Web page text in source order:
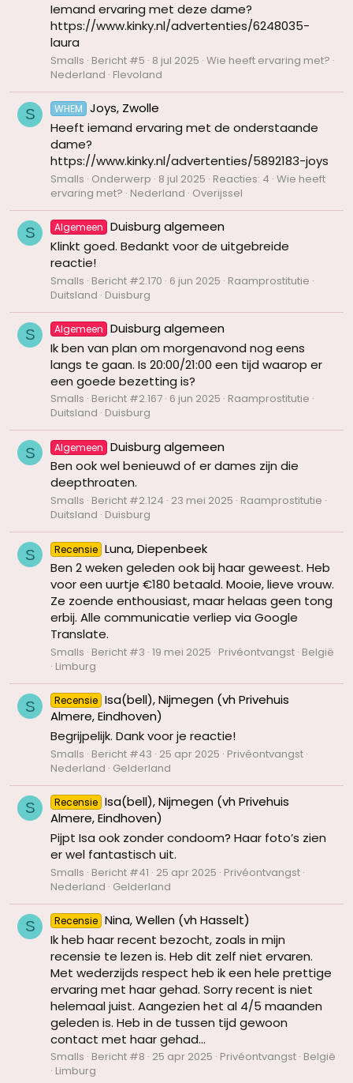
Iemand ervaring met deze dame?
https://www.kinky.nl/advertenties/6248035-
laura
Smalls Bericht #5 8 jul 2025 Wie heeft ervaring met?
Nederland Flevoland
S WHEM
Joys, Zwolle
Heeft iemand ervaring met de onderstaande
dame?
https://www.kinky.nl/advertenties/5892183-joys
Smalls Onderwerp 8 jul 2025 Reacties: 4 Wie heeft
ervaring met? Nederland Overijssel
S Algemeen
Duisburg algemeen
Klinkt goed. Bedankt voor de uitgebreide
reactie!
Smalls Bericht #2.170 6 jun 2025 Raamprostitutie
Duitsland Duisburg
S Algemeen
Duisburg algemeen
Ik ben van plan om morgenavond nog eens
langs te gaan. Is 20:00/21:00 een tijd waarop er
een goede bezetting is?
Smalls Bericht #2.167 6 jun 2025 Raamprostitutie
Duitsland Duisburg
S Algemeen
Duisburg algemeen
Ben ook wel benieuwd of er dames zijn die
deepthroaten.
Smalls Bericht #2.124 23 mei 2025 Raamprostitutie
Duitsland Duisburg
S Recensie Luna, Diepenbeek
Ben 2 weken geleden ook bij haar geweest. Heb
voor een uurtje €180 betaald. Mooie, lieve vrouw.
Ze zoende enthousiast, maar helaas geen tong
erbij. Alle communicatie verliep via Google
Translate.
Smalls Bericht #3 19 mei 2025 Privéontvangst België
Limburg
S Recensie Isa(bell), Nijmegen (vh Privehuis
Almere, Eindhoven)
Begrijpelijk. Dank voor je reactie!
Smalls Bericht #43 25 apr 2025 Privéontvangst
Nederland Gelderland
S Recensie Isa(bell), Nijmegen (vh Privehuis
Almere, Eindhoven)
Pijpt Isa ook zonder condoom? Haar foto’s zien
er wel fantastisch uit.
Smalls Bericht #41 25 apr 2025 Privéontvangst
Nederland Gelderland
S Recensie Nina, Wellen (vh Hasselt)
Ik heb haar recent bezocht, zoals in mijn
recensie te lezen is. Heb dit zelf niet ervaren.
Met wederzijds respect heb ik een hele prettige
ervaring met haar gehad. Sorry recent is niet
helemaal juist. Aangezien het al 4/5 maanden
geleden is. Heb in de tussen tijd gewoon
contact met haar gehad...
Smalls Bericht #8 25 apr 2025 Privéontvangst België
Limburg